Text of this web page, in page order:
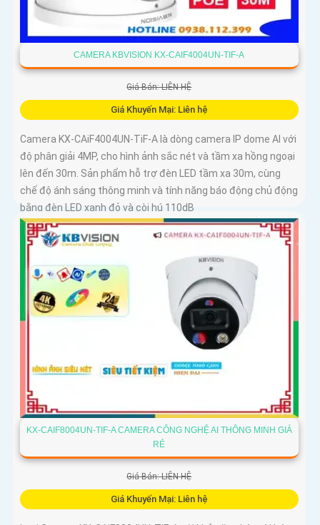
CAMERA KBVISION KX-CAIF4004UN-TIF-A
Giá Bán: LIÊN HỆ
Giá Khuyến Mại: Liên hệ
Camera KX-CAiF4004UN-TiF-A là dòng camera IP dome AI với
độ phân giải 4MP, cho hình ảnh sắc nét và tầm xa hồng ngoại
lên đến 30m. Sản phẩm hỗ trợ đèn LED tầm xa 30m, cùng
chế độ ánh sáng thông minh và tính năng báo động chủ động
bằng đèn LED xanh đỏ và còi hú 110dB
KX-CAIF8004UN-TIF-A CAMERA CÔNG NGHỆ AI THÔNG MINH GIÁ
RẺ
Giá Bán: LIÊN HỆ
Giá Khuyến Mại: Liên hệ